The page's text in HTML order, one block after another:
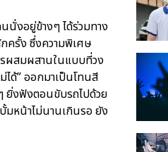
นั่งอยู่ข้างๆ ได้ร่วมทาง
ครั้ง ซึ่งความพิเศษ
ผสมผสานในแบบที่วง
ได้” ออกมาเป็นโทนสี
ยิ่งฟังตอนขับรถไปด้วย
หน้าไม่นานเกินรอ ยัง